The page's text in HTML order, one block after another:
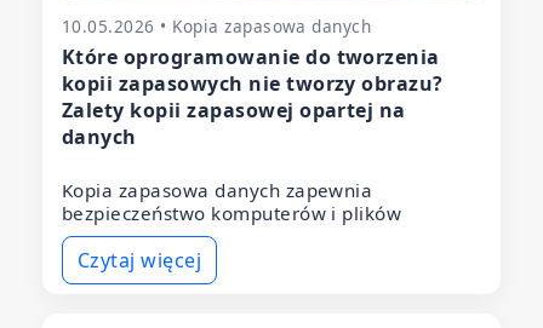
10.05.2026 • Kopia zapasowa danych
Które oprogramowanie do tworzenia
kopii zapasowych nie tworzy obrazu?
Zalety kopii zapasowej opartej na
danych
Kopia zapasowa danych zapewnia
bezpieczeństwo komputerów i plików
Czytaj więcej